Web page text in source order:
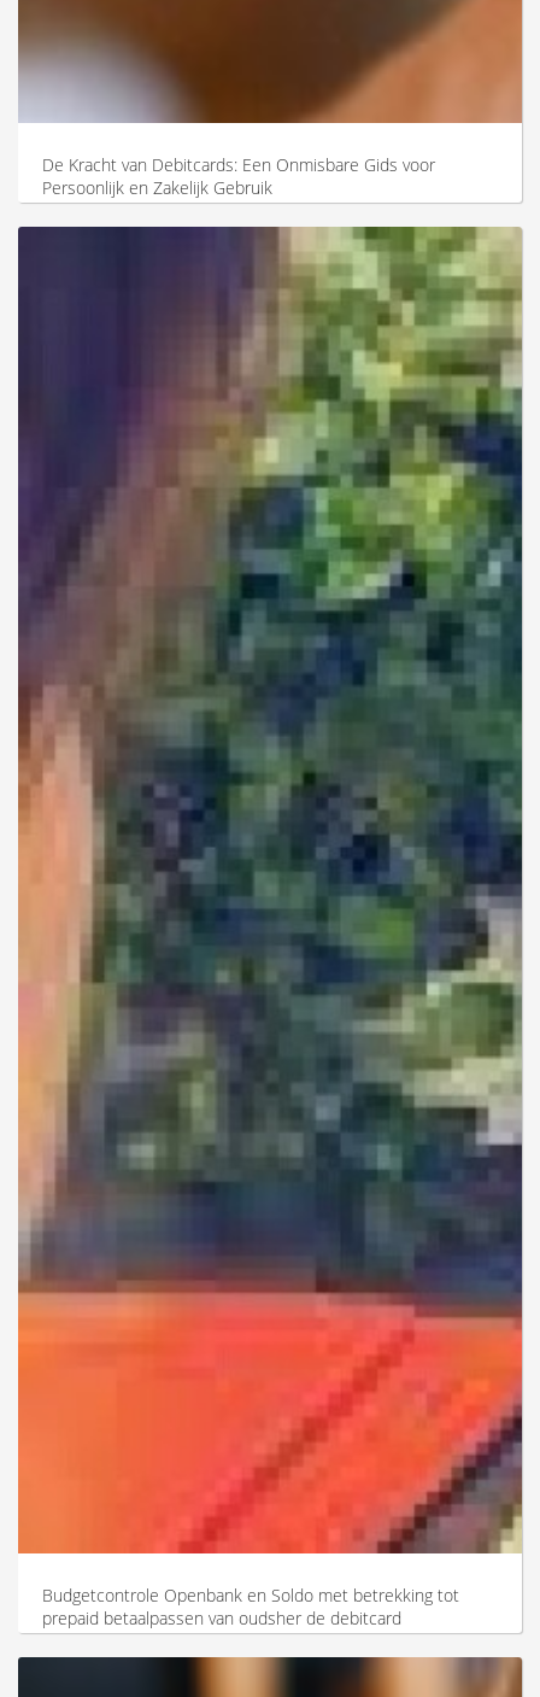
De Kracht van Debitcards: Een Onmisbare Gids voor
Persoonlijk en Zakelijk Gebruik
Budgetcontrole Openbank en Soldo met betrekking tot
prepaid betaalpassen van oudsher de debitcard